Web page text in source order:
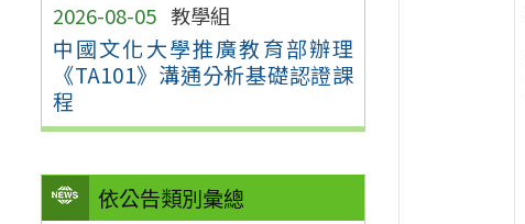
2026-08-05 教學組
中國文化大學推廣教育部辦理
《TA101》溝通分析基礎認證課
程
依公告類別彙總